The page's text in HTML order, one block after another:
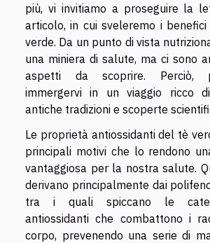
più, vi invitiamo a proseguire la
articolo, in cui sveleremo i
verde. Da un punto di vista
una miniera di salute, ma ci sono
aspetti da scoprire. Perciò,
immergervi in un viaggio ricco
antiche tradizioni e scoperte
Le proprietà antiossidanti del tè
principali motivi che lo rendono
vantaggiosa per la nostra salute.
derivano principalmente dai
tra i quali spiccano le
antiossidanti che combattono i
corpo, prevenendo una serie di